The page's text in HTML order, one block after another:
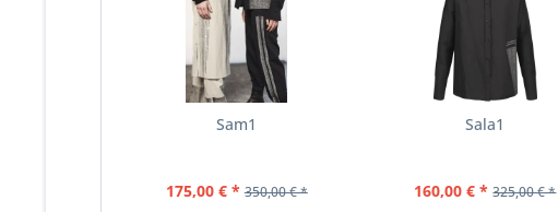
Sam1
175,00 € * 350,00 € *
Sala1
160,00 € * 325,00 € *